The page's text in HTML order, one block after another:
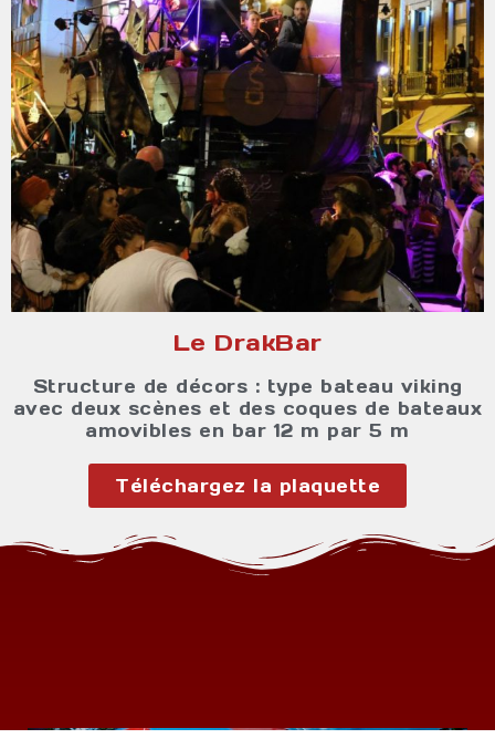
Le DrakBar
Structure de décors : type bateau viking
avec deux scènes et des coques de bateaux
amovibles en bar 12 m par 5 m
Téléchargez la plaquette